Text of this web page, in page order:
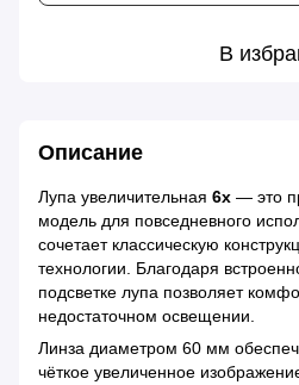
В
Описание
Лупа увеличительная 6x — это
модель для повседневного
сочетает классическую
технологии. Благодаря
подсветке лупа позволяет
недостаточном освещении.
Линза диаметром 60 мм
чёткое увеличенное